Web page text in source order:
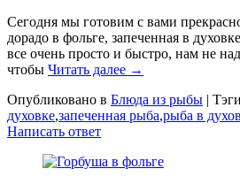
Сегодня мы готовим с вами
дорадо в фольге, запеченная в
все очень просто и быстро, нам не
чтобы Читать далее →
Опубликовано в Блюда из рыбы |
духовке,запеченная рыба,рыба в
Написать ответ